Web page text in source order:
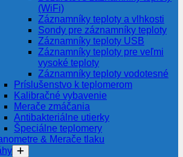
(WiFi)
Záznamníky teploty a vlhkosti
Sondy pre záznamníky teploty
Záznamníky teploty USB
Záznamníky teploty pre veľmi
vysoké teploty
Záznamníky teploty vodotesné
Príslušenstvo k teplomerom
Kalibračné vybavenie
Merače zmáčania
Antibakteriálne utierky
Špeciálne teplomery
& Merače tlaku